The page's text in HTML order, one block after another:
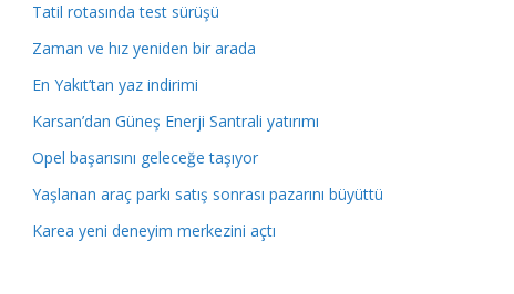
Tatil rotasında test sürüşü
Zaman ve hız yeniden bir arada
En Yakıt’tan yaz indirimi
Karsan’dan Güneş Enerji Santrali yatırımı
Opel başarısını geleceğe taşıyor
Yaşlanan araç parkı satış sonrası pazarını büyüttü
Karea yeni deneyim merkezini açtı